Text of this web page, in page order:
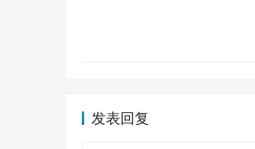
发表回复